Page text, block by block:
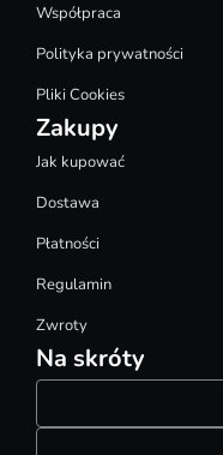
Współpraca
Polityka prywatności
Pliki Cookies
Zakupy
Jak kupować
Dostawa
Płatności
Regulamin
Zwroty
Na skróty